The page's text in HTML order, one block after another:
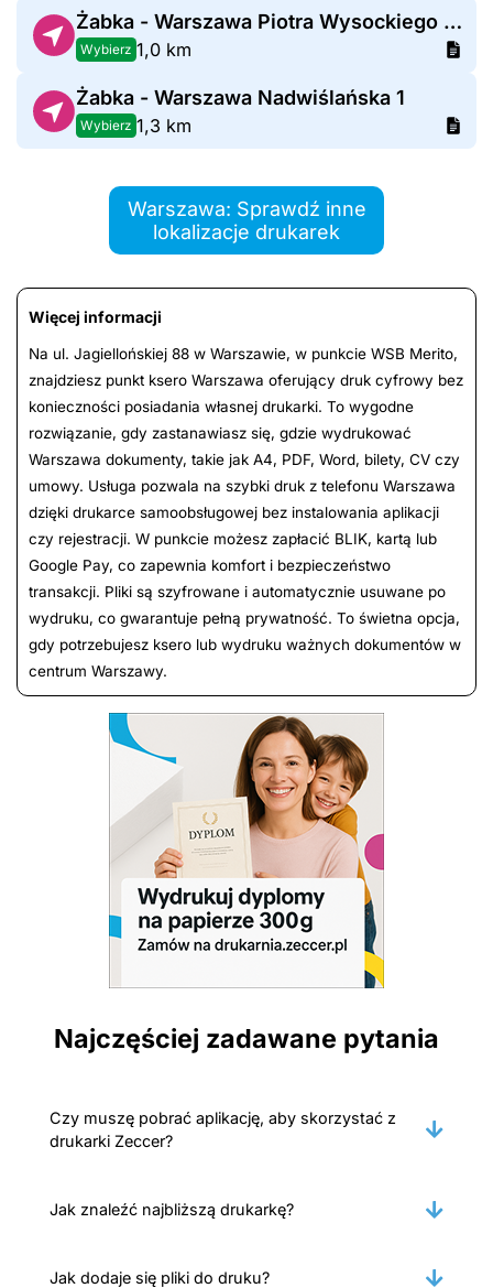
Żabka - Warszawa Piotra Wysockiego 10
Wybierz 1,0 km
Żabka - Warszawa Nadwiślańska 1
Wybierz 1,3 km
Warszawa: Sprawdź inne
lokalizacje drukarek
Więcej informacji
Na ul. Jagiellońskiej 88 w Warszawie, w punkcie WSB Merito,
znajdziesz punkt ksero Warszawa oferujący druk cyfrowy bez
konieczności posiadania własnej drukarki. To wygodne
rozwiązanie, gdy zastanawiasz się, gdzie wydrukować
Warszawa dokumenty, takie jak A4, PDF, Word, bilety, CV czy
umowy. Usługa pozwala na szybki druk z telefonu Warszawa
dzięki drukarce samoobsługowej bez instalowania aplikacji
czy rejestracji. W punkcie możesz zapłacić BLIK, kartą lub
Google Pay, co zapewnia komfort i bezpieczeństwo
transakcji. Pliki są szyfrowane i automatycznie usuwane po
wydruku, co gwarantuje pełną prywatność. To świetna opcja,
gdy potrzebujesz ksero lub wydruku ważnych dokumentów w
centrum Warszawy.
Najczęściej zadawane pytania
Czy muszę pobrać aplikację, aby skorzystać z
drukarki Zeccer?
Jak znaleźć najbliższą drukarkę?
Jak dodaje się pliki do druku?